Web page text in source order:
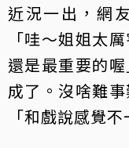
近況一出，網
「哇～姐姐太
還是最重要的
成了。沒啥難
「和戲說感覺